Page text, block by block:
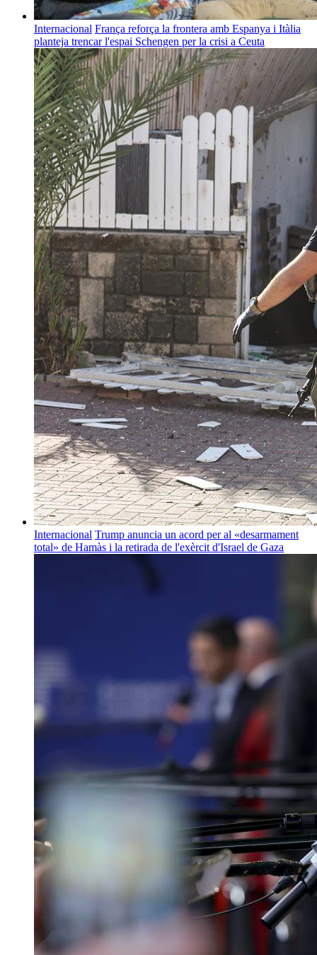
Internacional França reforça la frontera amb Espanya i Itàlia
planteja trencar l'espai Schengen per la crisi a Ceuta
Internacional Trump anuncia un acord per al «desarmament
total» de Hamàs i la retirada de l'exèrcit d'Israel de Gaza